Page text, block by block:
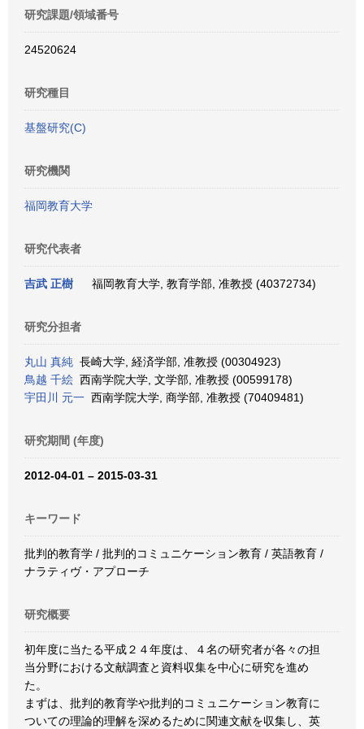
研究課題/領域番号
24520624
研究種目
基盤研究(C)
研究機関
福岡教育大学
研究代表者
吉武 正樹 福岡教育大学, 教育学部, 准教授 (40372734)
研究分担者
丸山 真純 長崎大学, 経済学部, 准教授 (00304923)
鳥越 千絵 西南学院大学, 文学部, 准教授 (00599178)
宇田川 元一 西南学院大学, 商学部, 准教授 (70409481)
研究期間 (年度)
2012-04-01 – 2015-03-31
キーワード
批判的教育学 / 批判的コミュニケーション教育 / 英語教育 /
ナラティヴ・アプローチ
研究概要
初年度に当たる平成２４年度は、４名の研究者が各々の担
当分野における文献調査と資料収集を中心に研究を進め
た。
まずは、批判的教育学や批判的コミュニケーション教育に
ついての理論的理解を深めるために関連文献を収集し、英